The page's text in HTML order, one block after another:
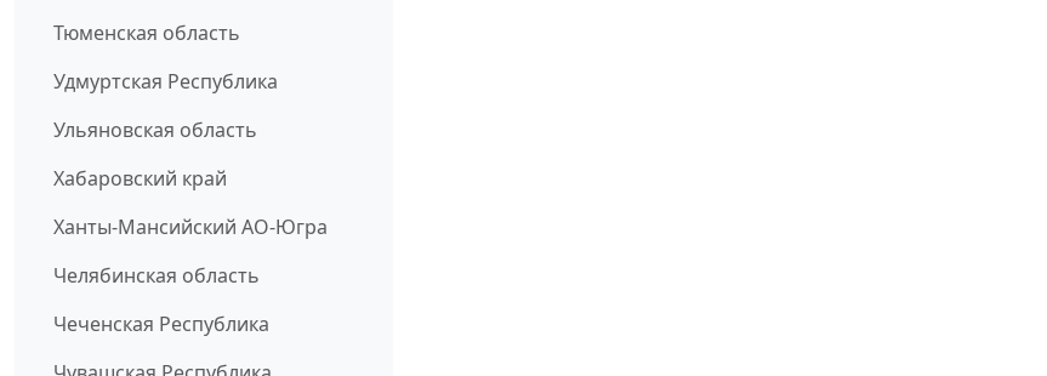
Тюменская область
Удмуртская Республика
Ульяновская область
Хабаровский край
Ханты-Мансийский АО-Югра
Челябинская область
Чеченская Республика